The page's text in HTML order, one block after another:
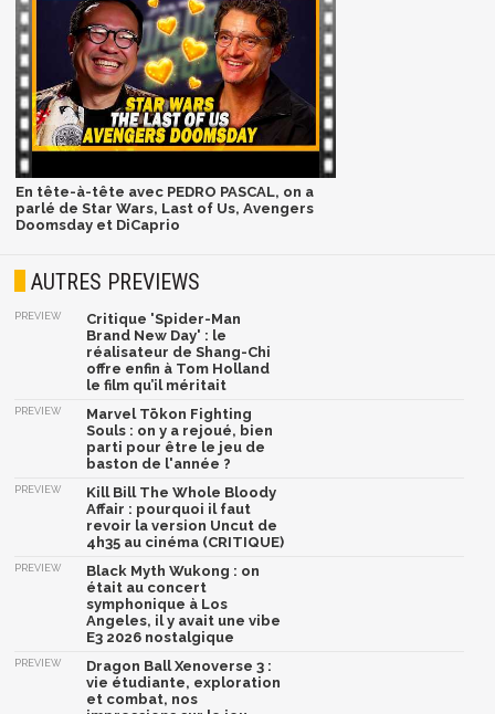
En tête-à-tête avec PEDRO PASCAL, on a
parlé de Star Wars, Last of Us, Avengers
Doomsday et DiCaprio
AUTRES PREVIEWS
PREVIEW
Critique 'Spider-Man
Brand New Day' : le
réalisateur de Shang-Chi
offre enfin à Tom Holland
le film qu’il méritait
PREVIEW
Marvel Tōkon Fighting
Souls : on y a rejoué, bien
parti pour être le jeu de
baston de l'année ?
PREVIEW
Kill Bill The Whole Bloody
Affair : pourquoi il faut
revoir la version Uncut de
4h35 au cinéma (CRITIQUE)
PREVIEW
Black Myth Wukong : on
était au concert
symphonique à Los
Angeles, il y avait une vibe
E3 2026 nostalgique
PREVIEW
Dragon Ball Xenoverse 3 :
vie étudiante, exploration
et combat, nos